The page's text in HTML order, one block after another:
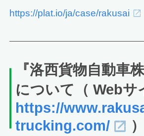
https://plat.io/ja/case/rakusai
『洛西貨物自動車
について（ Webサ
https://
trucking.com/
）